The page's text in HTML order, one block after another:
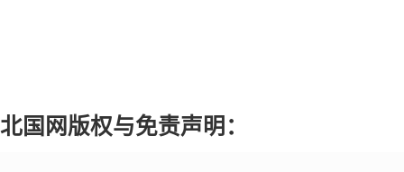
北国网版权与免责声明：